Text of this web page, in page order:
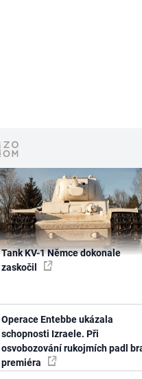
Tank KV-1 Němce dokonale
zaskočil
Operace Entebbe ukázala
schopnosti Izraele. Při
osvobozování rukojmích padl
premiéra